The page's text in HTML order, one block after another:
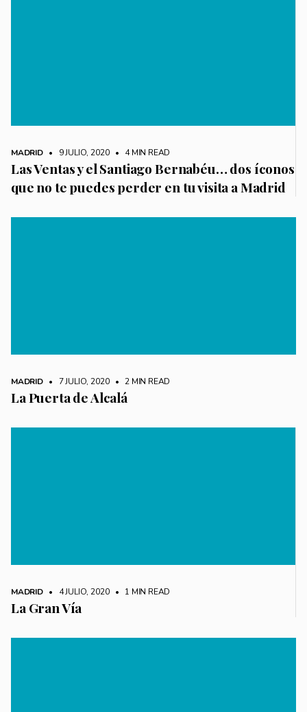
MADRID • 9 JULIO, 2020 • 4 MIN READ
Las Ventas y el Santiago Bernabéu… dos íconos
que no te puedes perder en tu visita a Madrid
MADRID • 7 JULIO, 2020 • 2 MIN READ
La Puerta de Alcalá
MADRID • 4 JULIO, 2020 • 1 MIN READ
La Gran Vía